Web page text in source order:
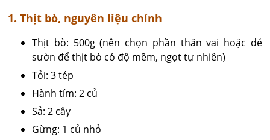
1. Thịt bò, nguyên liệu chính
Thịt bò: 500g (nên chọn phần thăn vai hoặc dẻ
sườn để thịt bò có độ mềm, ngọt tự nhiên)
Tỏi: 3 tép
Hành tím: 2 củ
Sả: 2 cây
Gừng: 1 củ nhỏ